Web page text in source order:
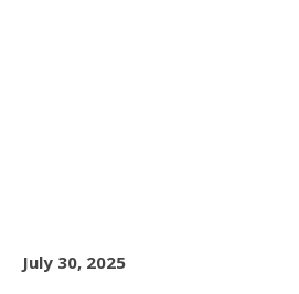
July 30, 2025